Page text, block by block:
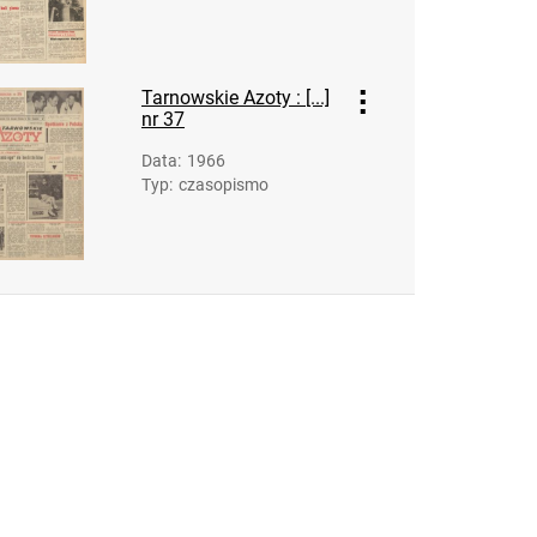
Feliksa Dzierżyńskiego. 1968, nr 15
Tarnowskie Azoty : Organ Samorządu
Robotniczego Zakładów Azotowych im.
Feliksa Dzierżyńskiego. 1968, nr 16
Tarnowskie Azoty : Organ Samorządu
Robotniczego Zakładów Azotowych im.
Feliksa Dzierżyńskiego. 1968, nr 17
Tarnowskie Azoty : Organ Samorządu
Tarnowskie Azoty : [...]
nr 37
Data: 1966
Typ: czasopismo